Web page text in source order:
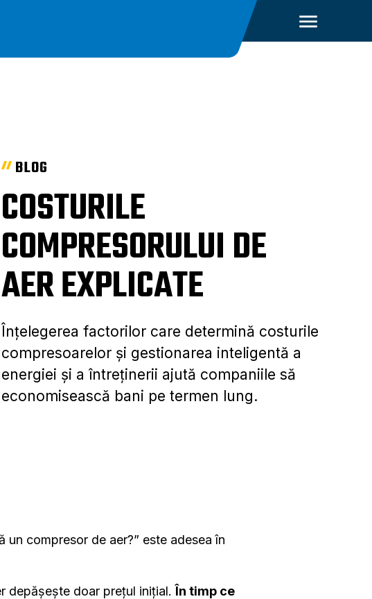
BLOG
COSTURILE
COMPRESORULUI DE
AER EXPLICATE
Înțelegerea factorilor care determină costurile
compresoarelor și gestionarea inteligentă a
energiei și a întreținerii ajută companiile să
economisească bani pe termen lung.
compresor de aer?” este adesea în
depășește doar prețul inițial.În timp ce